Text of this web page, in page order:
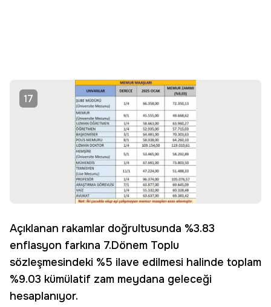
17
Açıklanan rakamlar doğrultusunda %3.83
enflasyon farkına 7.Dönem Toplu
sözleşmesindeki %5 ilave edilmesi halinde toplam
%9.03 kümülatif zam meydana geleceği
hesaplanıyor.